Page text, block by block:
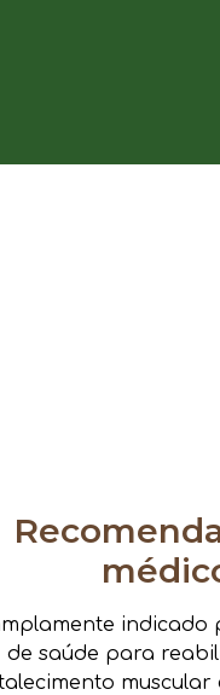
indicado
de saúde para
muscular